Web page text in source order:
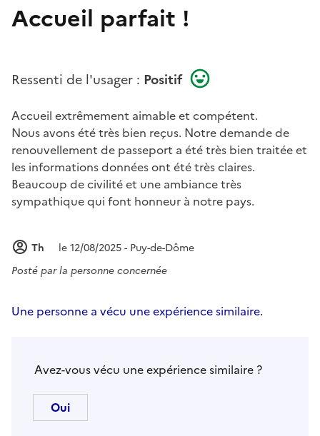
Accueil parfait !
Ressenti de l'usager : Positif
Accueil extrêmement aimable et compétent.
Nous avons été très bien reçus. Notre demande de
renouvellement de passeport a été très bien traitée et
les informations données ont été très claires.
Beaucoup de civilité et une ambiance très
sympathique qui font honneur à notre pays.
Th
le 12/08/2025 - Puy-de-Dôme
Posté parla personne concernée
Une personne a vécu une expérience similaire.
Avez-vous vécu une expérience similaire ?